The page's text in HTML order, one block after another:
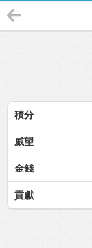
積分
威望
金錢
貢獻